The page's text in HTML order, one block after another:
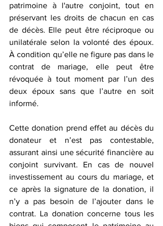
patrimoine à l'autre conjoint, tout en
préservant les droits de chacun en cas
de décès. Elle peut être réciproque ou
unilatérale selon la volonté des époux.
À condition qu’elle ne figure pas dans le
contrat de mariage, elle peut être
révoquée à tout moment par l’un des
deux époux sans que l’autre en soit
informé.
Cette donation prend effet au décès du
donateur et n’est pas contestable,
assurant ainsi une sécurité financière au
conjoint survivant. En cas de nouvel
investissement au cours du mariage, et
ce après la signature de la donation, il
n’y a pas besoin de l’ajouter dans le
contrat. La donation concerne tous les